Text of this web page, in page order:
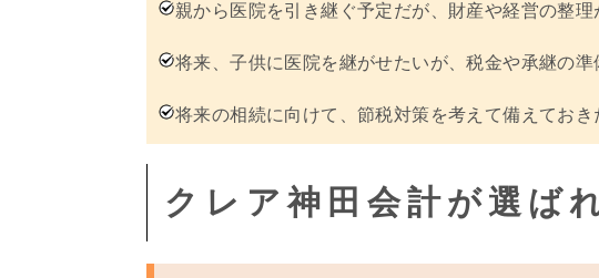
親から医院を引き継ぐ予定だが、財産や経営の整理
将来、子供に医院を継がせたいが、税金や承継の準
将来の相続に向けて、節税対策を考えて備えておき
クレア神田会計が選ば